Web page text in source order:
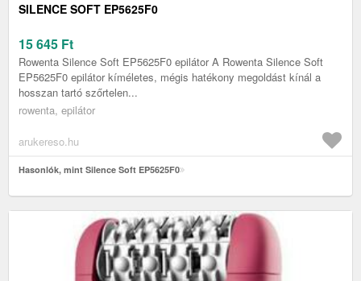
SILENCE SOFT EP5625F0
15 645 Ft
Rowenta Silence Soft EP5625F0 epilátor A Rowenta Silence Soft
EP5625F0 epilátor kíméletes, mégis hatékony megoldást kínál a
hosszan tartó szőrtelen...
rowenta, epilátor
arukereso.hu
Hasonlók, mint Silence Soft EP5625F0